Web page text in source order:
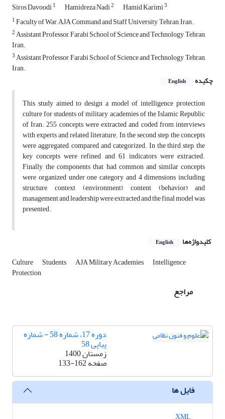
Siros Davoodi1 Hamidreza Nadi2 Hamid Karimi3
1Faculty of War, AJA Command and Staff University, Tehran, Iran.
2Assistant Professor, Farabi School of Science and Technology, Tehran,
Iran.
3Assistant Professor, Farabi School of Science and Technology, Tehran,
Iran.
چکیده
English
This study aimed to design a model of intelligence protection
culture for students of military academies of the Islamic Republic
of Iran. 255 concepts were extracted and coded from interviews
with experts and related literature. In the second step, the concepts
were aggregated, compared, and categorized. In the third step, the
key concepts were refined, and 61 indicators were extracted.
Finally, the components that had common and similar concepts
were organized under one category and 4 dimensions including
structure, context (environment), content (behavior) and
management and leadership were extracted and the final model was
presented.
کلیدواژه‌ها English
Culture Students AJA Military Academies Intelligence
Protection
مراجع
دوره 17، شماره 58 - شماره
پیاپی 58
زمستان 1400
صفحه133-162
فایل ها